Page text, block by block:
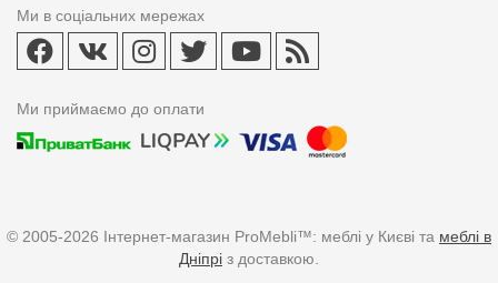
Ми в соціальних мережах
Ми приймаємо до оплати
© 2005-2026 Інтернет-магазин ProMebli™: меблі у Києві та меблі в
Дніпрі з доставкою.